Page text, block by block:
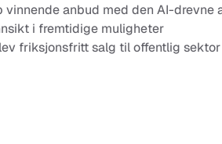
vinnende anbud med den AI-drevne
i fremtidige muligheter
friksjonsfritt salg til offentlig sektor